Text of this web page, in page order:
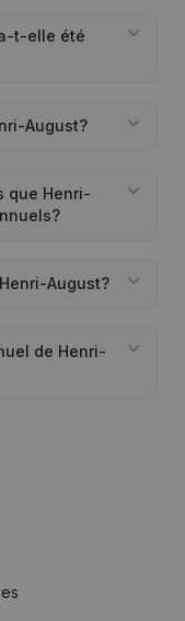
t-elle été
August?
que Henri-
August?
de Henri-